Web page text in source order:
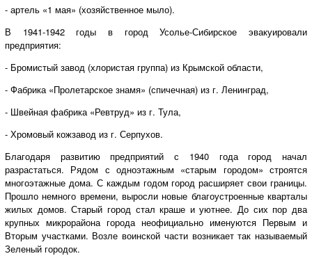
- артель «1 мая» (хозяйственное мыло).
В 1941-1942 годы в город Усолье-Сибирское эвакуировали
предприятия:
- Бромистый завод (хлористая группа) из Крымской области,
- Фабрика «Пролетарское знамя» (спичечная) из г. Ленинград,
- Швейная фабрика «Ревтруд» из г. Тула,
- Хромовый кожзавод из г. Серпухов.
Благодаря развитию предприятий с 1940 года город начал
разрастаться. Рядом с одноэтажным «старым городом» строятся
многоэтажные дома. С каждым годом город расширяет свои границы.
Прошло немного времени, выросли новые благоустроенные кварталы
жилых домов. Старый город стал краше и уютнее. До сих пор два
крупных микрорайона города неофициально именуются Первым и
Вторым участками. Возле воинской части возникает так называемый
Зеленый городок.